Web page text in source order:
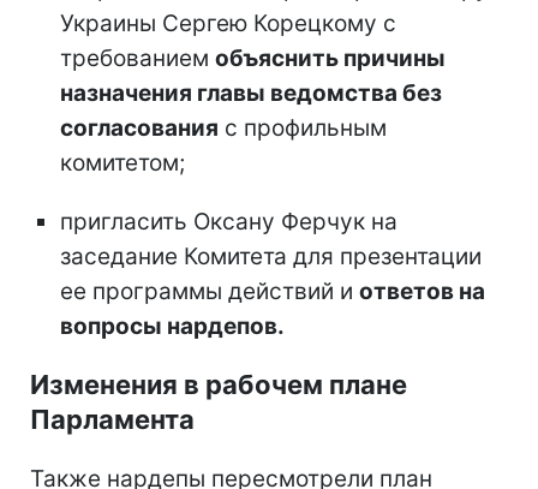
Украины Сергею Корецкому с
требованием объяснить причины
назначения главы ведомства без
согласования с профильным
комитетом;
пригласить Оксану Ферчук на
заседание Комитета для презентации
ее программы действий и ответов на
вопросы нардепов.
Изменения в рабочем плане
Парламента
Также нардепы пересмотрели план